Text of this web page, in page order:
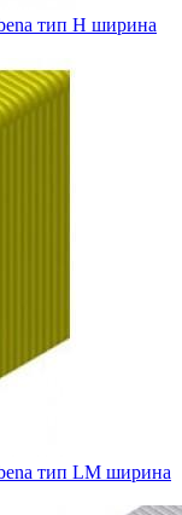
тип H ширина
тип LM ширина